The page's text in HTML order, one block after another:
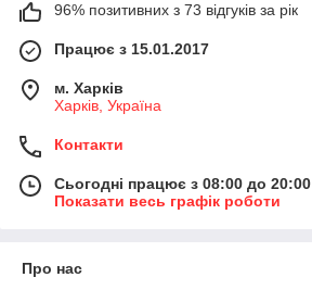
96% позитивних з 73 відгуків за рік
Працює з 15.01.2017
м. Харків
Харків, Україна
Контакти
Сьогодні працює з 08:00 до 20:00
Показати весь графік роботи
Про нас